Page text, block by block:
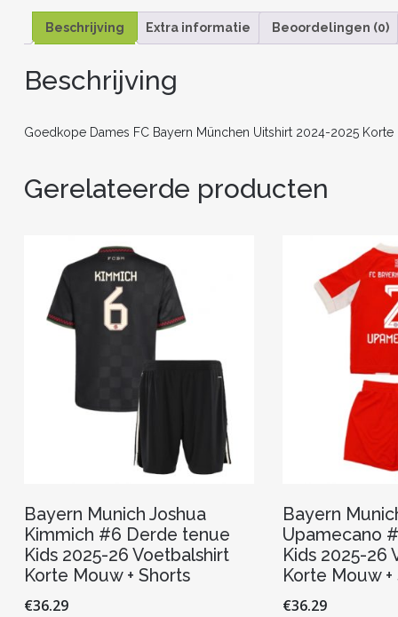
Beschrijving Extra informatie Beoordelingen (0)
Beschrijving
Goedkope Dames FC Bayern München Uitshirt 2024-2025
Gerelateerde producten
Bayern Munich Joshua
Kimmich #6 Derde tenue
Kids 2025-26 Voetbalshirt
Korte Mouw + Shorts
€36.29
Bayern
Upamecano
Kids 2025-26
Korte Mouw +
€36.29